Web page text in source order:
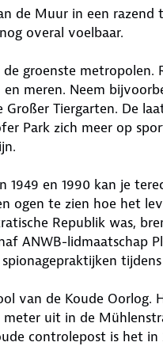
de Muur in een
overal voelbaar.
groenste
meren. Neem
Tiergarten. De
Park zich meer op
1949 en 1990 kan je
ogen te zien hoe het
Republik was,
ANWB-lidmaatschap
van de Koude Oorlog.
uit in de
controlepost is het